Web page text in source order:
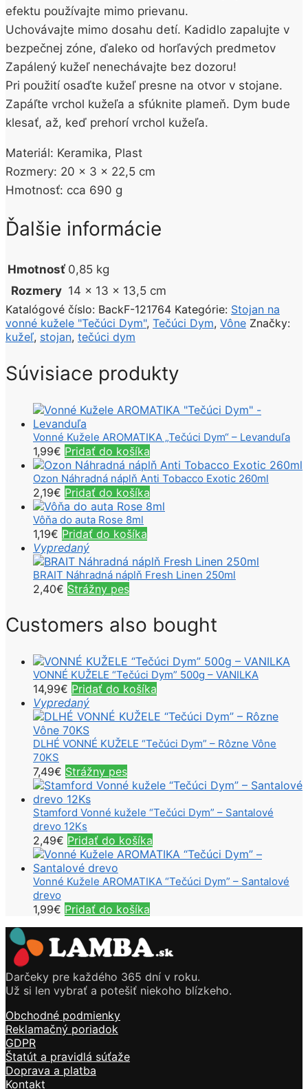
efektu používajte mimo prievanu.
Uchovávajte mimo dosahu detí. Kadidlo zapalujte v
bezpečnej zóne, ďaleko od horľavých predmetov
Zapálený kužeľ nenechávajte bez dozoru!
Pri použití osaďte kužeľ presne na otvor v stojane.
Zapáľte vrchol kužeľa a sfúknite plameň. Dym bude
klesať, až, keď prehorí vrchol kužeľa.
Materiál: Keramika, Plast
Rozmery: 20 x 3 x 22,5 cm
Hmotnosť: cca 690 g
Ďalšie informácie
Hmotnosť 0,85 kg
Rozmery 14 × 13 × 13,5 cm
Katalógové číslo: BackF-121764 Kategórie: Stojan na
vonné kužele "Tečúci Dym", Tečúci Dym, Vône Značky:
kužeľ, stojan, tečúci dym
Súvisiace produkty
Vonné Kužele AROMATIKA „Tečúci Dym“ – Levanduľa
1,99€ Pridať do košíka
Ozon Náhradná náplň Anti Tobacco Exotic 260ml
2,19€ Pridať do košíka
Vôňa do auta Rose 8ml
1,19€ Pridať do košíka
Vypredaný
BRAIT Náhradná náplň Fresh Linen 250ml
2,40€ Strážny pes
Customers also bought
VONNÉ KUŽELE “Tečúci Dym” 500g – VANILKA
14,99€ Pridať do košíka
Vypredaný
DLHÉ VONNÉ KUŽELE “Tečúci Dym” – Rôzne Vône
70KS
7,49€ Strážny pes
Stamford Vonné kužele “Tečúci Dym” – Santalové
drevo 12Ks
2,49€ Pridať do košíka
Vonné Kužele AROMATIKA “Tečúci Dym” – Santalové
drevo
1,99€ Pridať do košíka
Darčeky pre každého 365 dní v roku.
Už si len vybrať a potešiť niekoho blízkeho.
Obchodné podmienky
Reklamačný poriadok
GDPR
Štatút a pravidlá súťaže
Doprava a platba
Kontakt